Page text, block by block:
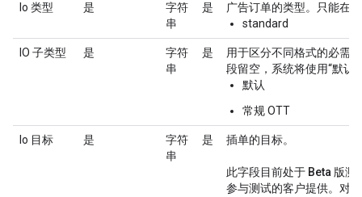
Io 类型 是
字符
串
是
广告订单的类型。只能在
standard
IO 子类型 是
字符
串
是
用于区分不同格式的必需
段留空，系统将使用“默认”
默认
常规 OTT
Io 目标 是
字符
串
是 插单的目标。
此字段目前处于 Beta 版测
参与测试的客户提供。对